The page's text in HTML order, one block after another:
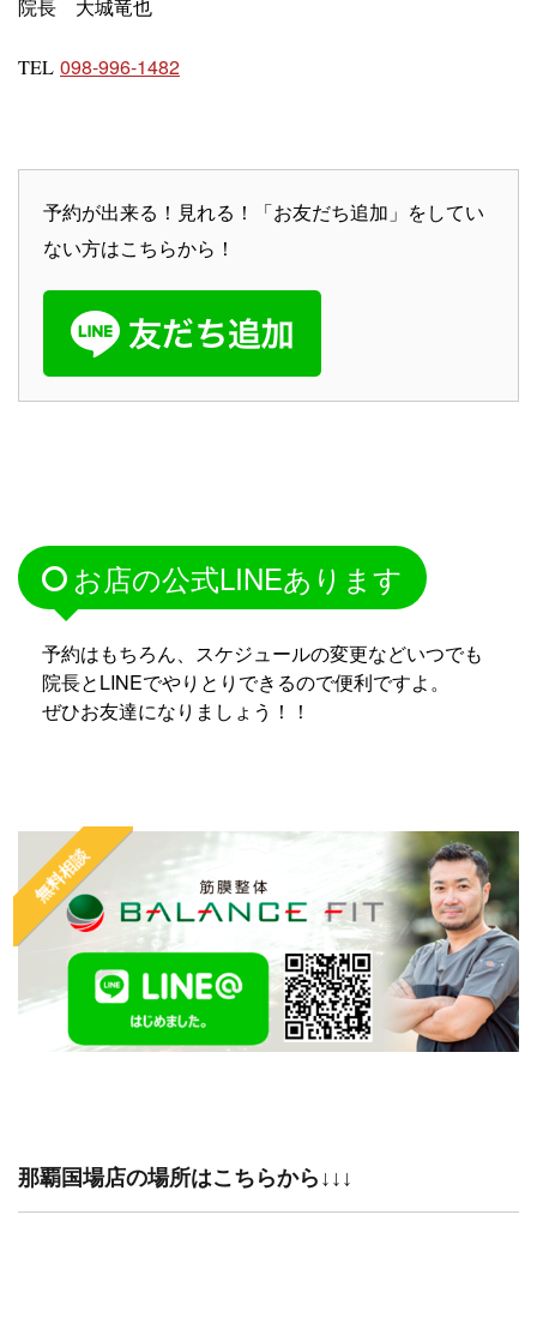
院長 大城竜也
TEL 098-996-1482
予約が出来る！見れる！「お友だち追加」をしてい
ない方はこちらから！
お店の公式LINEあります
予約はもちろん、スケジュールの変更などいつでも
院長とLINEでやりとりできるので便利ですよ。
ぜひお友達になりましょう！！
無料相談
那覇国場店の場所はこちらから↓↓↓